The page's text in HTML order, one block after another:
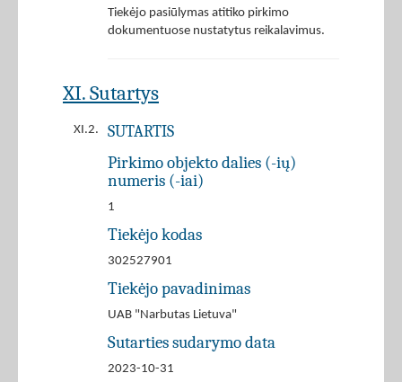
Tiekėjo pasiūlymas atitiko pirkimo
dokumentuose nustatytus reikalavimus.
XI. Sutartys
XI.2. SUTARTIS
Pirkimo objekto dalies (-ių)
numeris (-iai)
1
Tiekėjo kodas
302527901
Tiekėjo pavadinimas
UAB "Narbutas Lietuva"
Sutarties sudarymo data
2023-10-31